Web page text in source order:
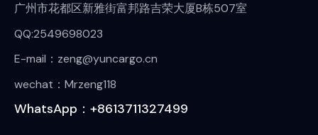
广州市花都区新雅街富邦路吉荣大厦B栋507室
QQ:2549698023
E-mail：zeng@yuncargo.cn
wechat：Mrzeng118
WhatsApp：+8613711327499